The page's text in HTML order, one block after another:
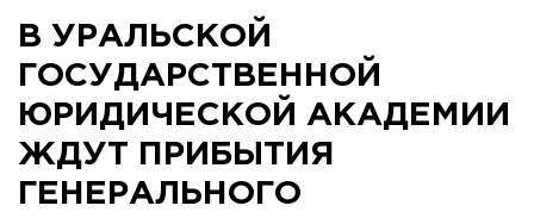
В УРАЛЬСКОЙ
ГОСУДАРСТВЕННОЙ
ЮРИДИЧЕСКОЙ АКАДЕМИИ
ЖДУТ ПРИБЫТИЯ
ГЕНЕРАЛЬНОГО